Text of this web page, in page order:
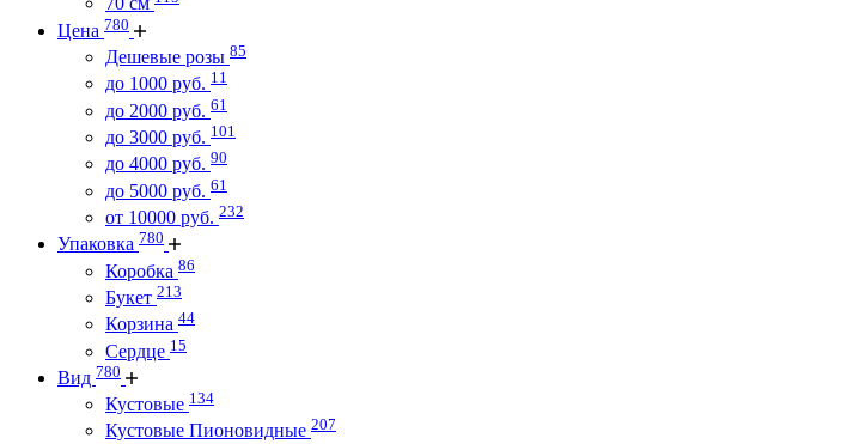
Цена 780
Дешевые розы 85
до 1000 руб. 11
до 2000 руб. 61
до 3000 руб. 101
до 4000 руб. 90
до 5000 руб. 61
от 10000 руб. 232
Упаковка 780
Коробка 86
Букет 213
Корзина 44
Сердце 15
Вид 780
Кустовые 134
Кустовые Пионовидные 207